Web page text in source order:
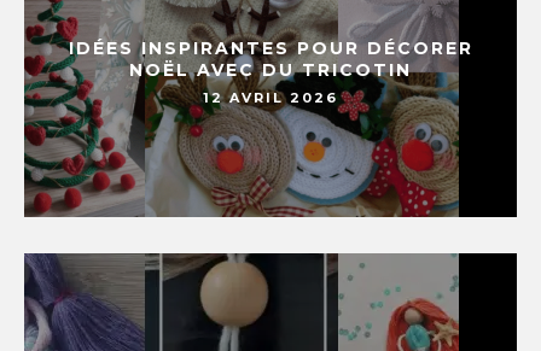
IDÉES INSPIRANTES POUR DÉCORER
NOËL AVEC DU TRICOTIN
12 AVRIL 2026